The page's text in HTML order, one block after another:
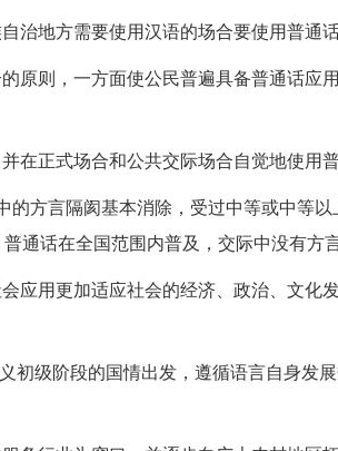
地方需要使用汉语的场合要使用普通话
原则，一方面使公民普遍具备普通话应
正式场合和公共交际场合自觉地使用普
方言隔阂基本消除，受过中等或中等以
通话在全国范围内普及，交际中没有方言
应用更加适应社会的经济、政治、文化
级阶段的国情出发，遵循语言自身发展